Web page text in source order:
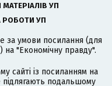
УП
РОБОТИ УП
за умови посилання (для
на "Економічну правду".
сайті із посиланням на
підлягають подальшому